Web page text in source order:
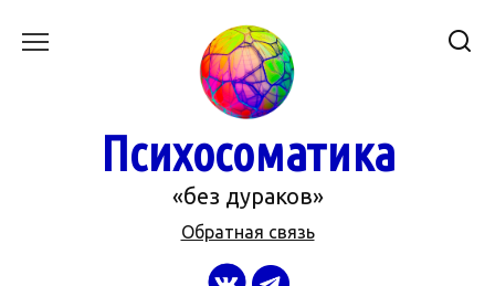
Психосоматика
«без дураков»
Обратная связь